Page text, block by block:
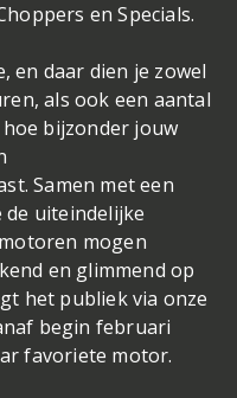
en Specials.
en daar dien je zowel
als ook een aantal
bijzonder jouw
Samen met een
uiteindelijke
mogen
en glimmend op
het publiek via onze
begin februari
favoriete motor.